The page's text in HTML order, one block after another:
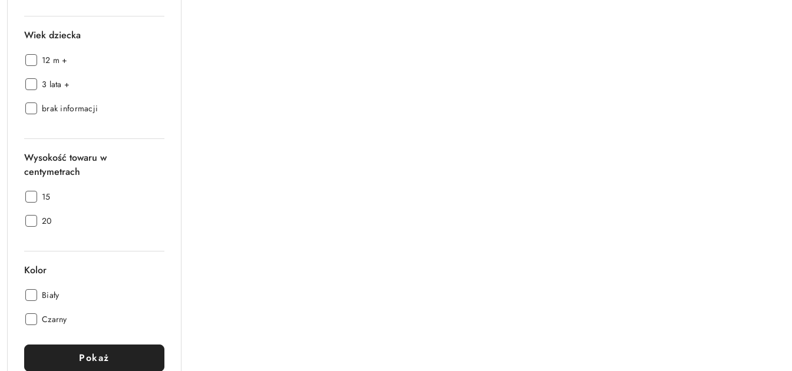
jednostkowym:
Wiek dziecka
Wiek
12 m +
Wiek
3 lata +
Wiek
brak informacji
Wysokość towaru w
centymetrach
Wysokość
w
15
Wysokość
20
Kolor
Kolor:
Biały
Kolor:
Czarny
Pokaż